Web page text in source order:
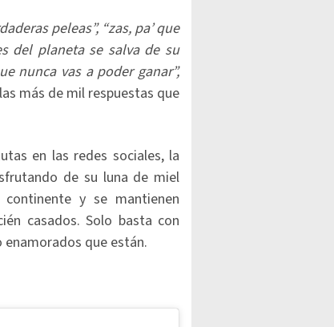
peleas”, “zas, pa’ que
del planeta se salva de su
nunca vas a poder ganar”,
más de mil respuestas que
en las redes sociales, la
de su luna de miel
y se mantienen
casados. Solo basta con
que están.